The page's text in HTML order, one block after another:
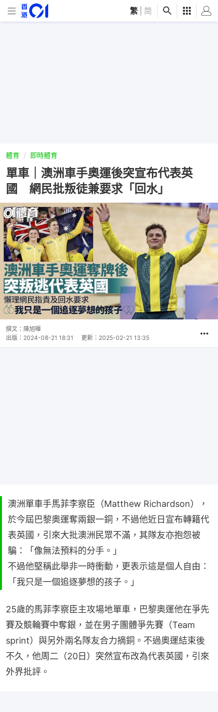
繁 简
體育 即時體育
單車｜澳洲車手奧運後突宣布代表英
國 網民批叛徒兼要求「回水」
撰文： 陳旭暉
出版： 2024-08-21 18:31 更新： 2025-02-21 13:35
澳洲單車手馬菲李察臣（Matthew Richardson），
於今屆巴黎奧運奪兩銀一銅，不過他近日宣布轉籍代
表英國，引來大批澳洲民眾不滿，其隊友亦抱怨被
騙：「像無法預料的分手。」
不過他堅稱此舉非一時衝動，更表示這是個人自由：
「我只是一個追逐夢想的孩子。」
25歲的馬菲李察臣主攻場地單車，巴黎奧運他在爭先
賽及競輪賽中奪銀，並在男子團體爭先賽（Team
sprint）與另外兩名隊友合力摘銅。不過奧運結束後
不久，他周二（20日）突然宣布改為代表英國，引來
外界批評。